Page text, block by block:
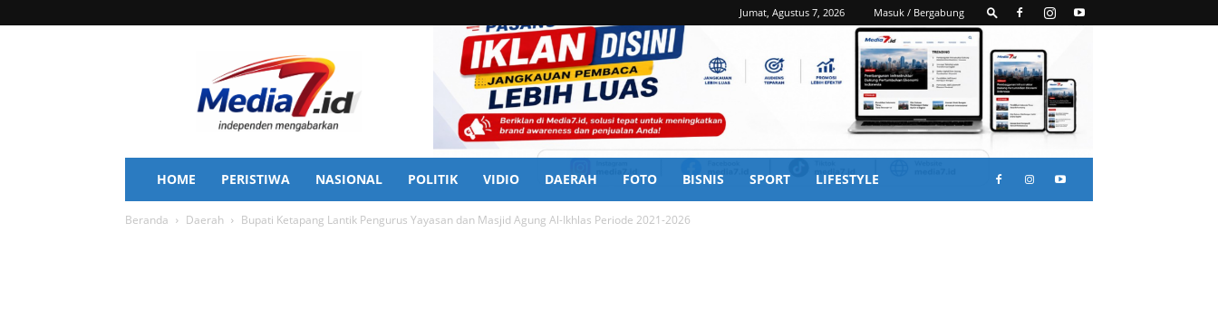
Jumat, Agustus 7, 2026 Masuk / Bergabung
HOME PERISTIWA NASIONAL POLITIK VIDIO DAERAH FOTO BISNIS SPORT LIFESTYLE
Beranda Daerah Bupati Ketapang Lantik Pengurus Yayasan dan Masjid Agung Al-Ikhlas Periode 2021-2026